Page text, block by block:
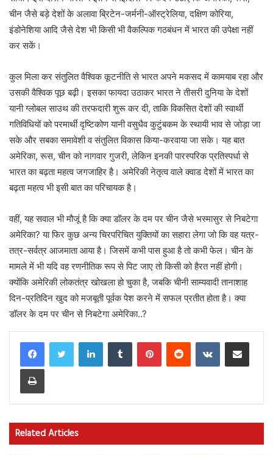
चीन जैसे बड़े देशों के अलावा ब्रिटेन-जर्मनी-ऑस्ट्रेलिया, दक्षिण कोरिया,
इंडोनेशिया आदि जैसे देश भी किसी भी वैकल्पिक गठबंधन में भारत की उपेक्षा नहीं
कर सकें।
कुल मिला कर संतुलित वैश्विक कूटनीति से भारत अपने मकसद में कामयाब रहा और
उसकी वैश्विक पूछ बढ़ी। इसका फायदा उठाकर भारत ने तीसरी दुनिया के देशों
यानी ग्लोबल साउथ की तरफदारी शुरू कर दी, ताकि विकसित देशों की स्वार्थी
गतिविधियों को परमार्थी दृष्टिकोण यानी वसुधैव कुटुंबकम के स्थायी भाव से जोड़ा जा
सके और सबका समावेशी व संतुलित विकास किया-करवाया जा सके। यह बात
अमेरिका, रूस, चीन को नागवार गुजरी, लेकिन इनकी पारस्परिक प्रतिस्पर्धा से
भारत का बढ़ता महत्व जगजाहिर है। अमेरिकी नेतृत्व वाले क्वाड देशों में भारत का
बढ़ता महत्व भी इसी बात का परिचायक है।
वहीं, यह सवाल भी मौजूं है कि क्या डॉलर के दम पर चीन जैसे भस्मासुर से निबटेगा
अमेरिका? या फिर कुछ अन्य चिरपरिचित युक्तियों का सहारा लेगा जो कि वह यत्र-
तत्र-सर्वत्र आजमाता आया है। जिसमें कभी पास हुआ है तो कभी फेल। चीन के
मामले में भी यदि वह रणनीतिक रूप से पिट जाए तो किसी को हैरत नहीं होगी।
क्योंकि अमेरिकी लोकतंत्र खोखला हो चुका है, जबकि चीनी साम्यवादी तानाशाह
दिन-प्रतिदिन खुद को मजबूती पूर्वक पेश करने में सफल प्रतीत होता है। क्या
डॉलर के दम पर चीन से निबटेगा अमेरिका..?
LinkedInTumblr PinterestReddit VKontakteShare via Email
Print
Related Articles